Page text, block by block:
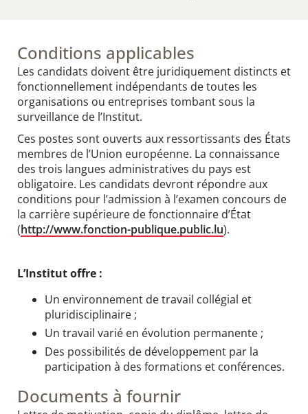
Conditions applicables
Les candidats doivent être juridiquement distincts et
fonctionnellement indépendants de toutes les
organisations ou entreprises tombant sous la
surveillance de l’Institut.
Ces postes sont ouverts aux ressortissants des États
membres de l’Union européenne. La connaissance
des trois langues administratives du pays est
obligatoire. Les candidats devront répondre aux
conditions pour l’admission à l’examen concours de
la carrière supérieure de fonctionnaire d’État
(http://www.fonction-publique.public.lu).
L’Institut offre :
Un environnement de travail collégial et
pluridisciplinaire ;
Un travail varié en évolution permanente ;
Des possibilités de développement par la
participation à des formations et conférences.
Documents à fournir